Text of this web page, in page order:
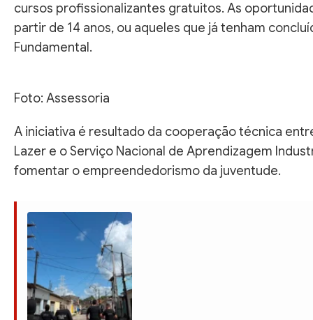
cursos profissionalizantes gratuitos. As
partir de 14 anos, ou aqueles que já tenham
Fundamental.
Foto: Assessoria
A iniciativa é resultado da cooperação técnica
Lazer e o Serviço Nacional de Aprendizagem
fomentar o empreendedorismo da juventude.